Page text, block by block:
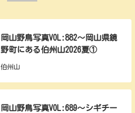
岡山野鳥写真VOL:882～岡山県鏡
野町にある伯州山2026夏①
伯州山
岡山野鳥写真VOL:689～シギチー